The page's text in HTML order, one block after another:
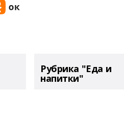
Рубрика "Еда и
напитки"